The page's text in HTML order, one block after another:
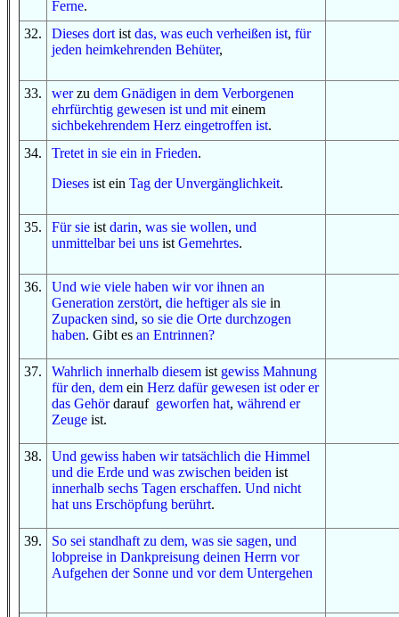
Ferne.
32. Dieses dort ist das, was euch verheißen ist, für
jeden heimkehrenden Behüter,
33. werzu dem Gnädigen in dem Verborgenen
ehrfürchtig gewesen ist und mit einem
sichbekehrendem Herz eingetroffen ist.
34. Tretet in sie ein in Frieden.
Dieses ist ein Tag der Unvergänglichkeit.
35. Für sie ist darin, was sie wollen, und
unmittelbar bei uns ist Gemehrtes.
36. Und wie viele haben wir vor ihnen an
Generation zerstört, die heftiger als sie in
Zupacken sind, so sie die Orte durchzogen
haben. Gibt es an Entrinnen?
37. Wahrlich innerhalb diesem ist gewiss Mahnung
für den, dem ein Herz dafür gewesen ist oder er
das Gehördarauf geworfen hat, während er
Zeuge ist.
38. Und gewiss haben wir tatsächlich die Himmel
und die Erde und was zwischen beiden ist
innerhalb sechs Tagen erschaffen. Und nicht
hat uns Erschöpfung berührt.
39. So sei standhaft zu dem, was sie sagen, und
lobpreise in Dankpreisung deinen Herrn vor
Aufgehen der Sonne und vor dem Untergehen